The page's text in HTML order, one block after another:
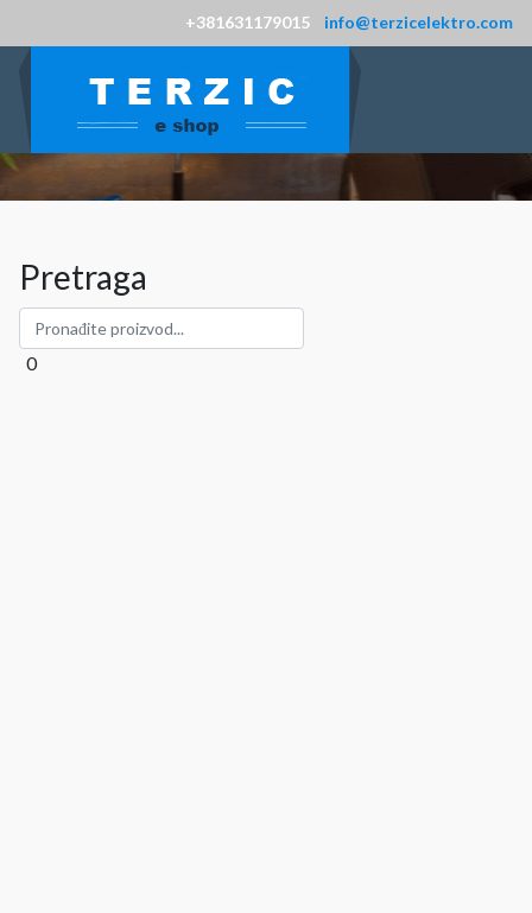
+381631179015 info@terzicelektro.com
Pretraga
0